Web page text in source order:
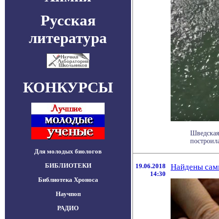
Русская
литература
КОНКУРСЫ
Для молодых биологов
БИБЛИОТЕКИ
Библиотека Хроноса
Научпоп
РАДИО
19.06.2018
14:30
Найдены